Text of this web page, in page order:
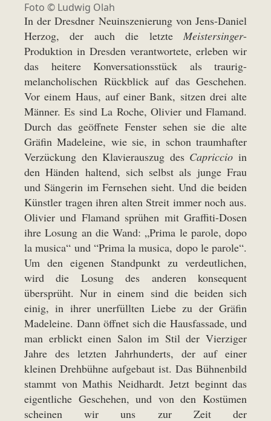
Foto © Ludwig Olah
In der Dresdner Neuinszenierung von Jens-Daniel
Herzog, der auch die letzte Meistersinger-
Produktion in Dresden verantwortete, erleben wir
das heitere Konversationsstück als traurig-
melancholischen Rückblick auf das Geschehen.
Vor einem Haus, auf einer Bank, sitzen drei alte
Männer. Es sind La Roche, Olivier und Flamand.
Durch das geöffnete Fenster sehen sie die alte
Gräfin Madeleine, wie sie, in schon traumhafter
Verzückung den Klavierauszug des Capriccio in
den Händen haltend, sich selbst als junge Frau
und Sängerin im Fernsehen sieht. Und die beiden
Künstler tragen ihren alten Streit immer noch aus.
Olivier und Flamand sprühen mit Graffiti-Dosen
ihre Losung an die Wand: „Prima le parole, dopo
la musica“ und “Prima la musica, dopo le parole“.
Um den eigenen Standpunkt zu verdeutlichen,
wird die Losung des anderen konsequent
übersprüht. Nur in einem sind die beiden sich
einig, in ihrer unerfüllten Liebe zu der Gräfin
Madeleine. Dann öffnet sich die Hausfassade, und
man erblickt einen Salon im Stil der Vierziger
Jahre des letzten Jahrhunderts, der auf einer
kleinen Drehbühne aufgebaut ist. Das Bühnenbild
stammt von Mathis Neidhardt. Jetzt beginnt das
eigentliche Geschehen, und von den Kostümen
scheinen wir uns zur Zeit der